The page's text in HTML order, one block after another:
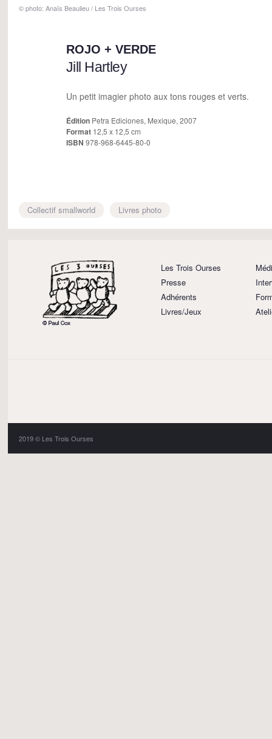
© photo: Anaïs Beaulieu / Les Trois Ourses
© photo: Anaïs Beaulieu / Les Trois Ourses
ROJO + VERDE
Jill Hartley
Un petit imagier photo aux tons rouges et verts.
Édition Petra Ediciones, Mexique, 2007
Format 12,5 x 12,5 cm
ISBN 978-968-6445-80-0
Collectif smallworld Livres photo
Les Trois Ourses
Presse
Adhérents
Livres/Jeux
2019 © Les Trois Ourses